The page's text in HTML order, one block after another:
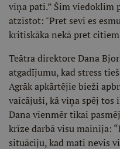
viņa pati.” Šim viedoklim
atzīstot: "Pret sevi es
kritiskāka nekā pret
Teātra direktore Dana
atgadījumu, kad stress
Agrāk apkārtējie bieži
vaicājuši, kā viņa spēj tos
Dana vienmēr tikai
krīze darbā visu mainīja:
situāciju, kad mati nevis